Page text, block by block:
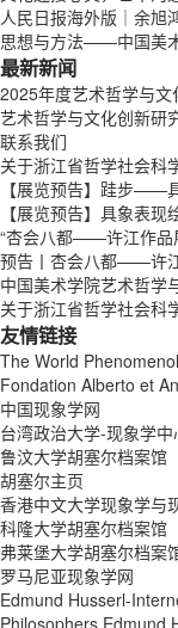
人民日报海外版｜余
思想与方法——中国美
最新新闻
2025年度艺术哲学与
艺术哲学与文化创新研
联系我们
关于浙江省哲学社会科
【展览预告】跬步——
【展览预告】具象表现
“杏会八都——许江作品
预告丨杏会八都——许
中国美术学院艺术哲学
关于浙江省哲学社会科
友情链接
The World
Fondation Alberto et
中国现象学网
台湾政治大学-现象学中
鲁汶大学胡塞尔档案馆
胡塞尔主页
香港中文大学现象学与
科隆大学胡塞尔档案馆
弗莱堡大学胡塞尔档案
罗马尼亚现象学网
Edmund Husserl-
Philosophers Edmund